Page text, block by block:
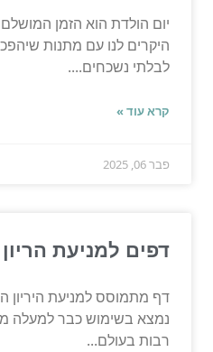
יום הולדת הוא הזמן
היקרים לנו עם מתנות
לבלתי נשכחים....
קרא עוד »
פבר 06, 2025
דפים למניעת
דף מתמוסס למניעת היריון
נמצא בשימוש כבר למעלה
רבות בעולם...